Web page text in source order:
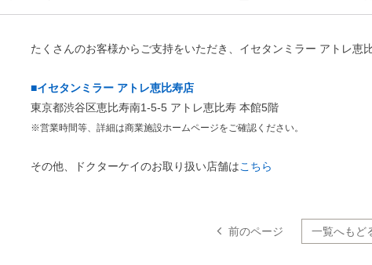
たくさんのお客様からご支持をいただき、イセタンミラー アトレ恵
■イセタンミラー アトレ恵比寿店
東京都渋谷区恵比寿南1-5-5 アトレ恵比寿 本館5階
※営業時間等、詳細は商業施設ホームページをご確認ください。
その他、ドクターケイのお取り扱い店舗はこちら
前のページ 一覧へもど